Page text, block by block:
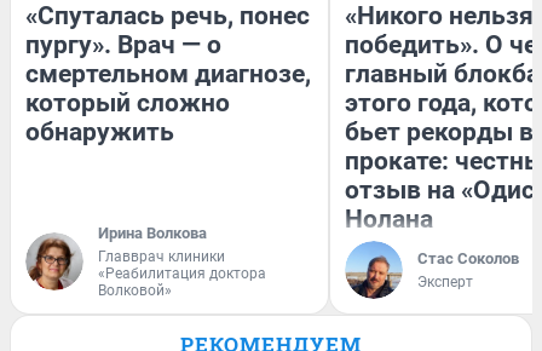
«Спуталась речь, понес
пургу». Врач — о
смертельном диагнозе,
который сложно
обнаружить
Ирина Волкова
Главврач клиники
«Реабилитация доктора
Волковой»
«Никого нельзя
победить». О
главный
этого года,
бьет рекорды в
прокате:
отзыв на
Нолана
Стас Соколов
Эксперт
РЕКОМЕНДУЕМ